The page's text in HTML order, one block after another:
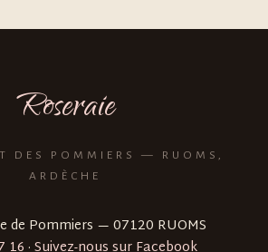
Roseraie
DES POMMIERS — RUOMS,
ARDÈCHE
de Pommiers — 07120 RUOMS